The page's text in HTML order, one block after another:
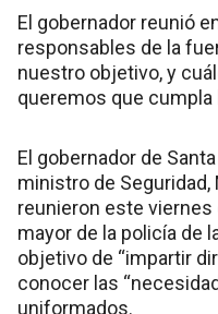
El gobernador reunió
responsables de la
nuestro objetivo, y
queremos que cumpla
El gobernador de
ministro de Seguridad,
reunieron este viernes
mayor de la policía de
objetivo de “impartir
conocer las
uniformados.